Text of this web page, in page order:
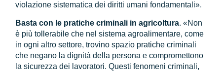
violazione sistematica dei diritti umani fondamentali».
Basta con le pratiche criminali in agricoltura. «Non
è più tollerabile che nel sistema agroalimentare, come
in ogni altro settore, trovino spazio pratiche criminali
che negano la dignità della persona e compromettono
la sicurezza dei lavoratori. Questi fenomeni criminali,